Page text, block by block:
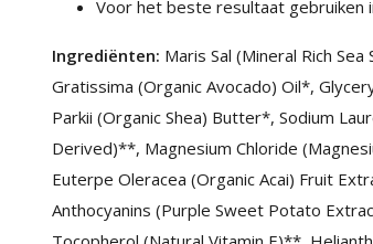
Voor het beste resultaat gebruiken
Ingrediënten: Maris Sal (Mineral Rich
Gratissima (Organic Avocado) Oil*,
Parkii (Organic Shea) Butter*, Sodium
Derived)**, Magnesium Chloride
Euterpe Oleracea (Organic Acai) Fruit
Anthocyanins (Purple Sweet Potato